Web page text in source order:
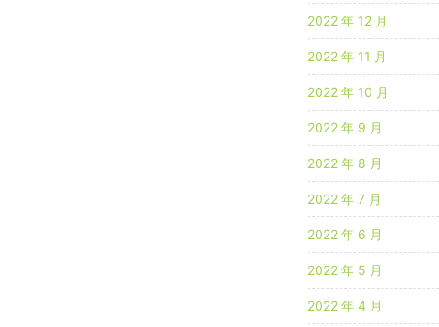
2022 年 12 月
2022 年 11 月
2022 年 10 月
2022 年 9 月
2022 年 8 月
2022 年 7 月
2022 年 6 月
2022 年 5 月
2022 年 4 月